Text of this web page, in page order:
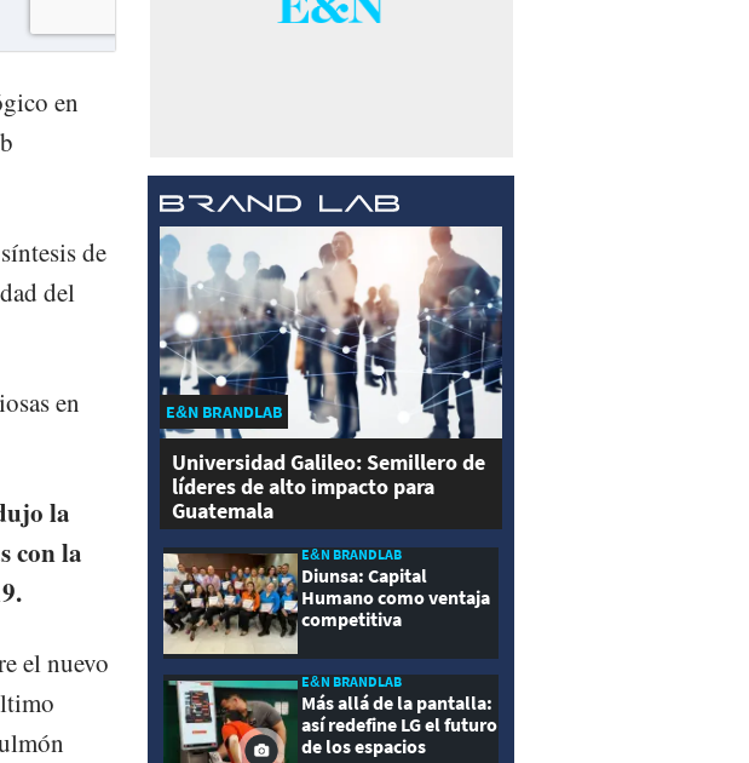
en
de
del
en
la
con la
el nuevo
E&N BRANDLAB
Universidad Galileo: Semillero de
líderes de alto impacto para
Guatemala
E&N BRANDLAB
Diunsa: Capital
Humano como ventaja
competitiva
E&N BRANDLAB
Más allá de la pantalla:
así redefine LG el futuro
de los espacios